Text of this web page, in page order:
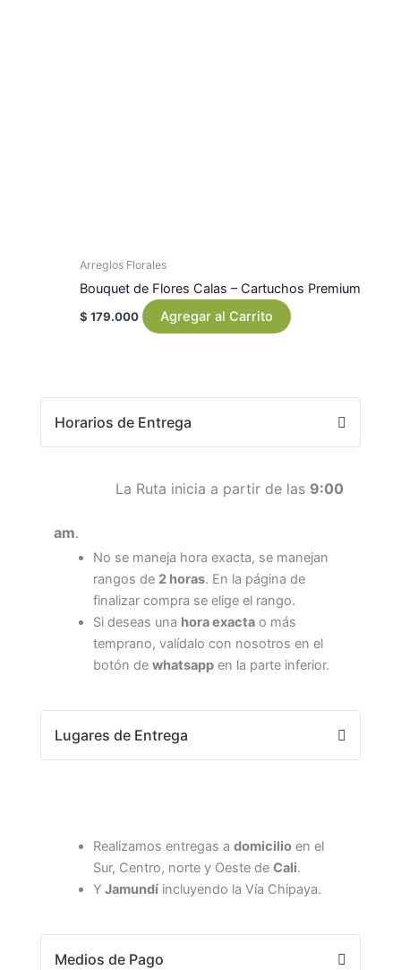
Arreglos Florales
Bouquet de Flores Calas – Cartuchos Premium
$ 179.000 Agregar al Carrito
Horarios de Entrega
La Ruta inicia a partir de las 9:00
am.
No se maneja hora exacta, se manejan
rangos de 2 horas. En la página de
finalizar compra se elige el rango.
Si deseas una hora exactao más
temprano, valídalo con nosotros en el
botón de whatsappen la parte inferior.
Lugares de Entrega
Realizamos entregas a domicilioen el
Sur, Centro, norte y Oeste de Cali.
Y Jamundíincluyendo la Vía Chipaya.
Medios de Pago